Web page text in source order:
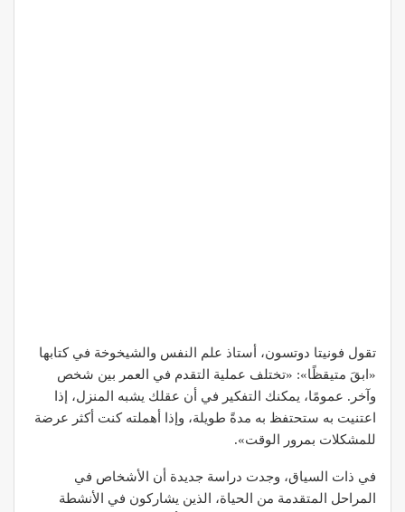
تقول فونيتا دوتسون، أستاذ علم النفس والشيخوخة في كتابها
«ابقَ متيقظًا»: «تختلف عملية التقدم في العمر بين شخص
وآخر. عمومًا، يمكنك التفكير في أن عقلك يشبه المنزل، إذا
اعتنيت به ستحتفظ به مدةً طويلة، وإذا أهملته كنت أكثر عرضة
للمشكلات بمرور الوقت».
في ذات السياق، وجدت دراسة جديدة أن الأشخاص في
المراحل المتقدمة من الحياة، الذين يشاركون في الأنشطة